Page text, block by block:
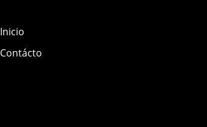
Inicio
Contácto